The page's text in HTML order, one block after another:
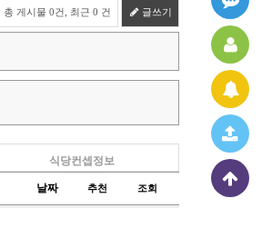
총 게시물 0건, 최근 0 건 글쓰기
식당컨셉정보
날짜 추천 조회